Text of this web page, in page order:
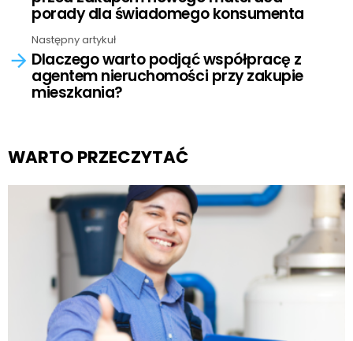
porady dla świadomego konsumenta
Następny artykuł
Dlaczego warto podjąć współpracę z
agentem nieruchomości przy zakupie
mieszkania?
WARTO PRZECZYTAĆ